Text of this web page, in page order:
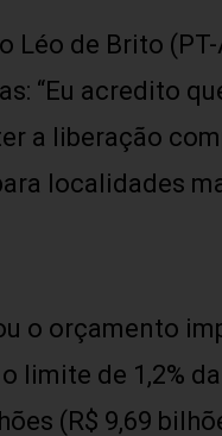
Léo de Brito
“Eu acredito
a liberação
localidades
o orçamento
limite de 1,2%
(R$ 9,69